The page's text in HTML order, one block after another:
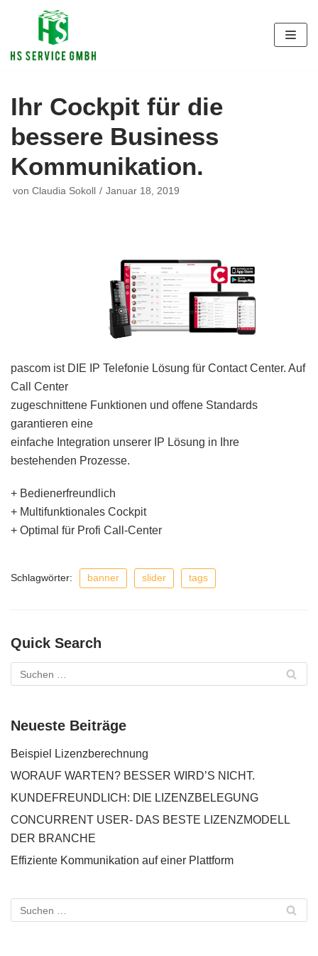
Inhalt
Ihr Cockpit für die
bessere Business
Kommunikation.
von Claudia Sokoll Januar 18, 2019
pascom ist DIE IP Telefonie Lösung für Contact Center. Auf
Call Center
zugeschnittene Funktionen und offene Standards
garantieren eine
einfache Integration unserer IP Lösung in Ihre
bestehenden Prozesse.
+ Bedienerfreundlich
+ Multifunktionales Cockpit
+ Optimal für Profi Call-Center
Schlagwörter: banner slider tags
Quick Search
Neueste Beiträge
Beispiel Lizenzberechnung
WORAUF WARTEN? BESSER WIRD’S NICHT.
KUNDEFREUNDLICH: DIE LIZENZBELEGUNG
CONCURRENT USER- DAS BESTE LIZENZMODELL
DER BRANCHE
Effiziente Kommunikation auf einer Plattform